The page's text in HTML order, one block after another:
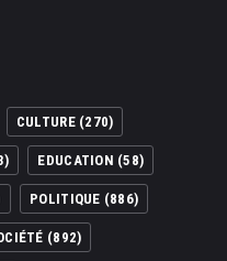
CULTURE(270)
EDUCATION (58)
POLITIQUE (886)
(892)